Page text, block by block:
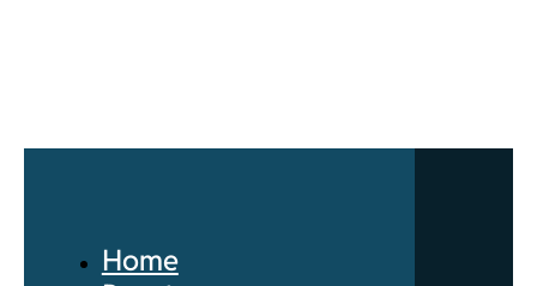
Home